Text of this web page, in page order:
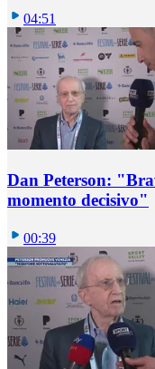
04:51
Dan Peterson:
momento decisivo"
00:39